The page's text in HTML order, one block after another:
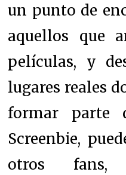
un punto de
aquellos que
películas, y
lugares reales
formar parte
Screenbie,
otros fans,